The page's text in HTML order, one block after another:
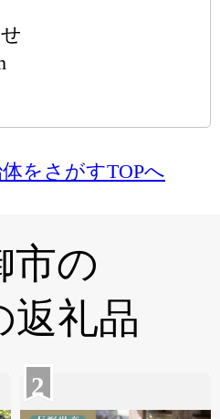
をさがすTOPへ
市の
返礼品
2